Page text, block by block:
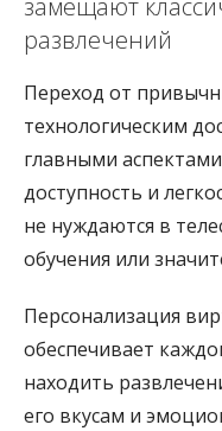
замещают
развлечений
Переход от
технологическим
главными
доступность и
не нуждаются в
обучения или
Персонализация
обеспечивает
находить
его вкусам и